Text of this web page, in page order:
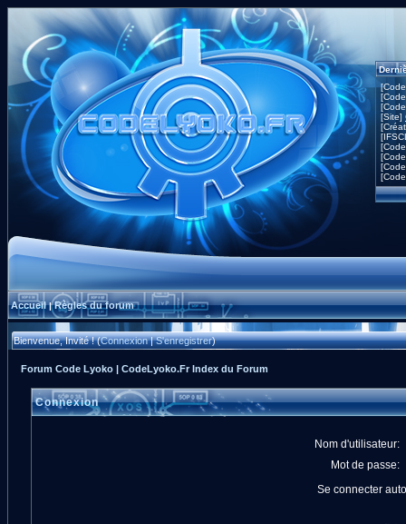
[Site]
Accueil|Règles du forum
Bienvenue, Invité ! (Connexion|S'enregistrer)
Forum Code Lyoko | CodeLyoko.Fr Index du Forum
Connexion
Nom d'utilisateur:
Mot de passe:
Se connecter